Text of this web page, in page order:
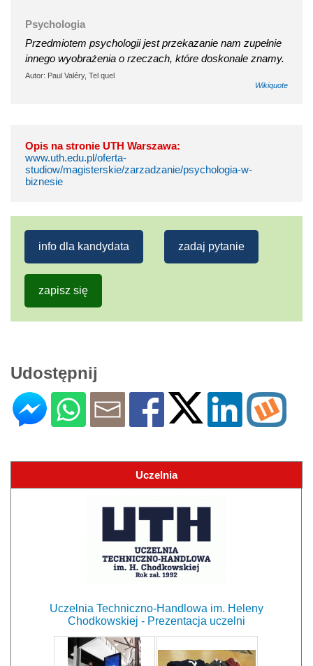
Psychologia
Przedmiotem psychologii jest przekazanie nam zupełnie
innego wyobrażenia o rzeczach, które doskonale znamy.
Autor: Paul Valéry, Tel quel
Wikiquote
Opis na stronie UTH Warszawa:
www.uth.edu.pl/oferta-
studiow/magisterskie/zarzadzanie/psychologia-w-
biznesie
info dla kandydata zadaj pytanie
zapisz się
Udostępnij
Uczelnia
Uczelnia Techniczno-Handlowa im. Heleny
Chodkowskiej - Prezentacja uczelni